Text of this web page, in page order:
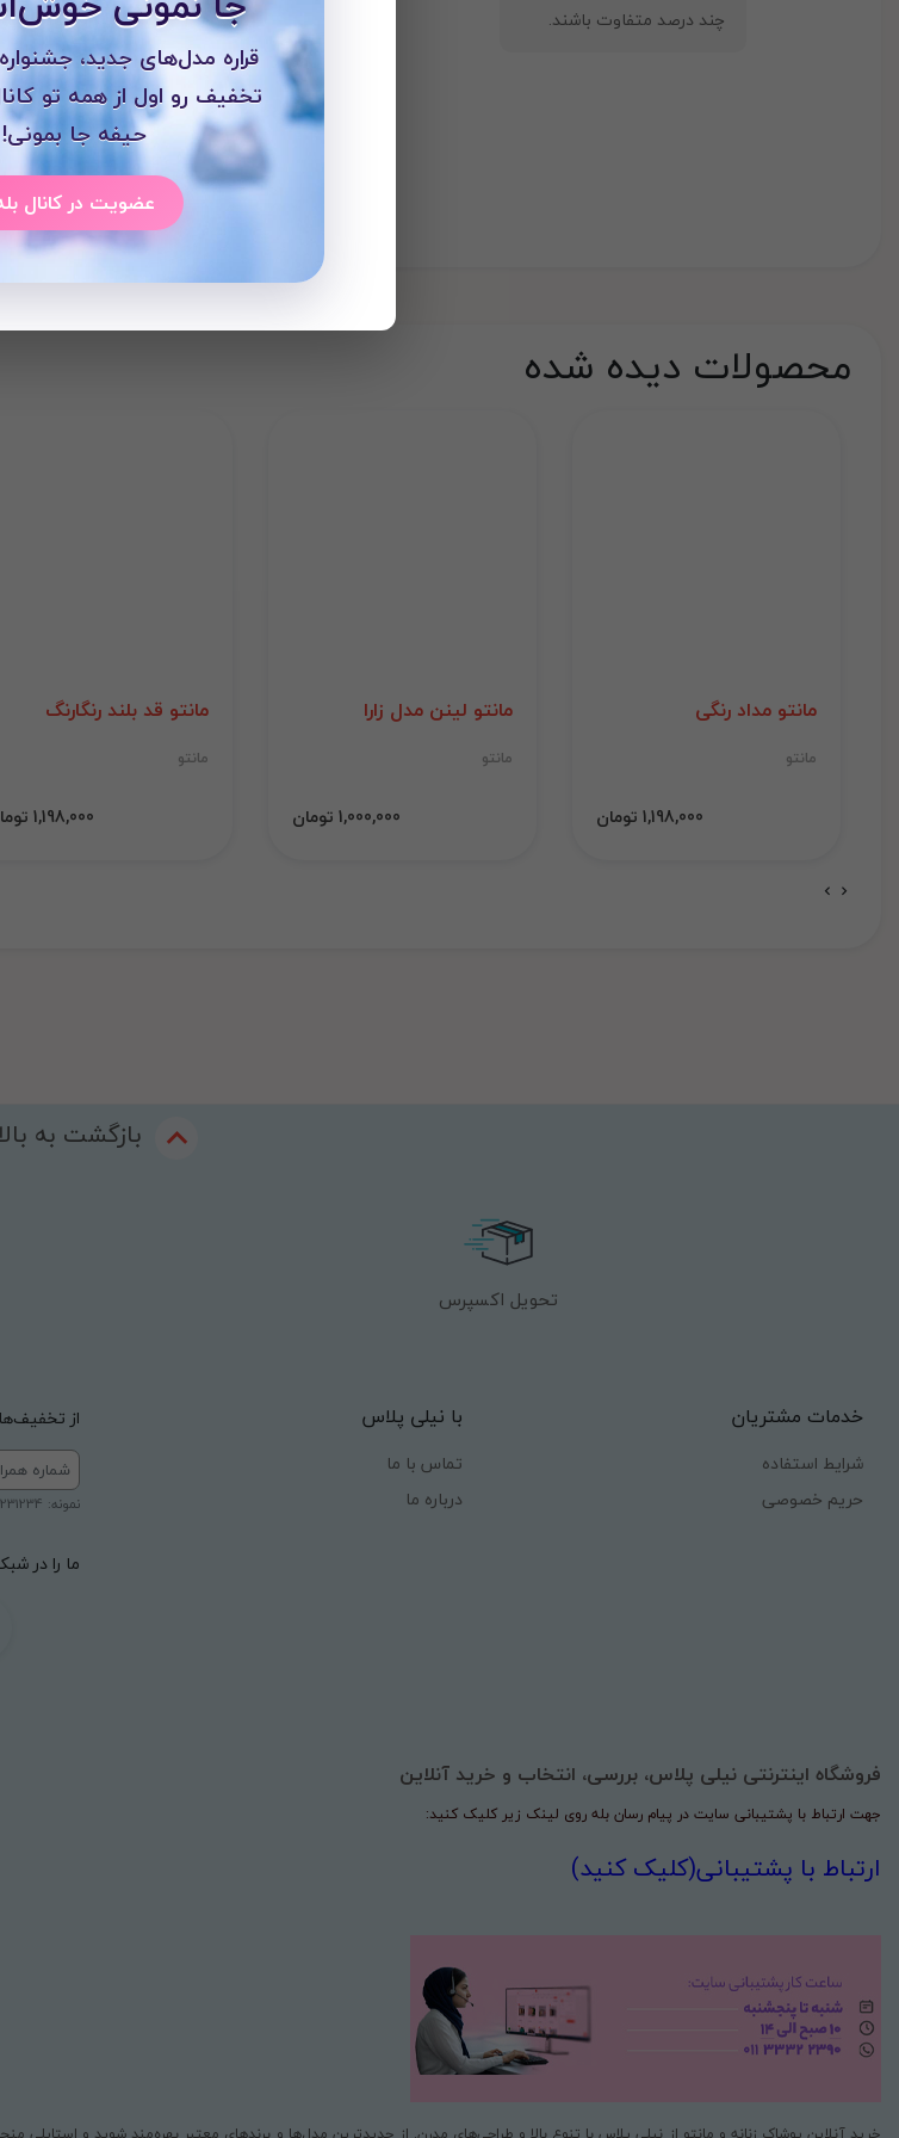
چند درصد متفاوت باشند.
محصولات دیده شده
مانتو مداد رنگی
مانتو
1,198,000 تومان
مانتو لینن مدل زارا
مانتو
1,000,000 تومان
مانتو قد بلند رنگارنگ
مانتو
1,198,000 تومان
بازگشت به بالا
تحویل اکسپرس
خدمات مشتریان
شرایط استفاده
حریم خصوصی
با نیلی پلاس
تماس با ما
درباره ما
از
نمونه: 09121231234
ما را در
فروشگاه اینترنتی نیلی پلاس، بررسی، انتخاب و خرید آنلاین
جهت ارتباط با پشتیبانی سایت در پیام رسان بله روی لینک زیر کلیک کنید:
ارتباط با پشتیبانی(کلیک کنید)
قراره مدل‌های جدید،
تخفیف رو اول از همه تو
حیفه جا بمونی!
عضویت در کانال